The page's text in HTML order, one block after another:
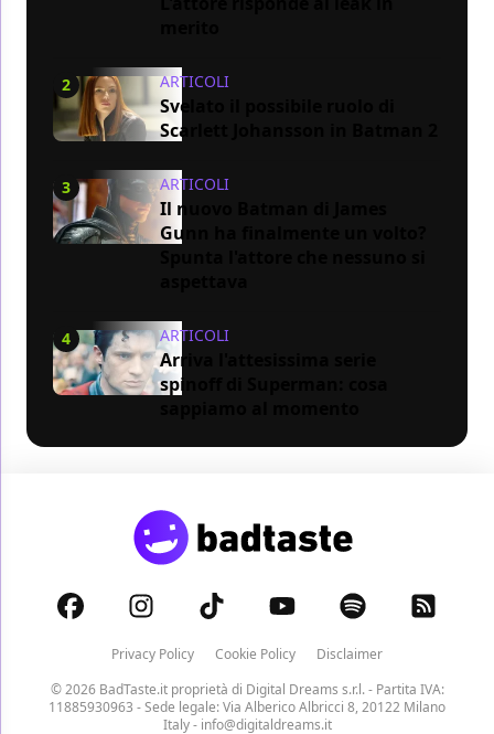
2 ARTICOLI
Svelato il possibile ruolo di
Scarlett Johansson in Batman 2
3 ARTICOLI
Il nuovo Batman di James
Gunn ha finalmente un volto?
4 ARTICOLI
Arriva l'attesissima serie
spinoff di Superman: cosa
Privacy Policy Cookie Policy
Disclaimer
© 2026 BadTaste.it proprietà di Digital Dreams s.r.l.- Partita IVA:
11885930963 - Sede legale: Via Alberico Albricci 8, 20122 Milano
Italy - info@digitaldreams.it